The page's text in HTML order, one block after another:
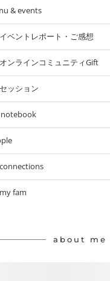
& events
イベントレポート・ご感想
オンラインコミュニティGift
セッション
connections
my fam
about me